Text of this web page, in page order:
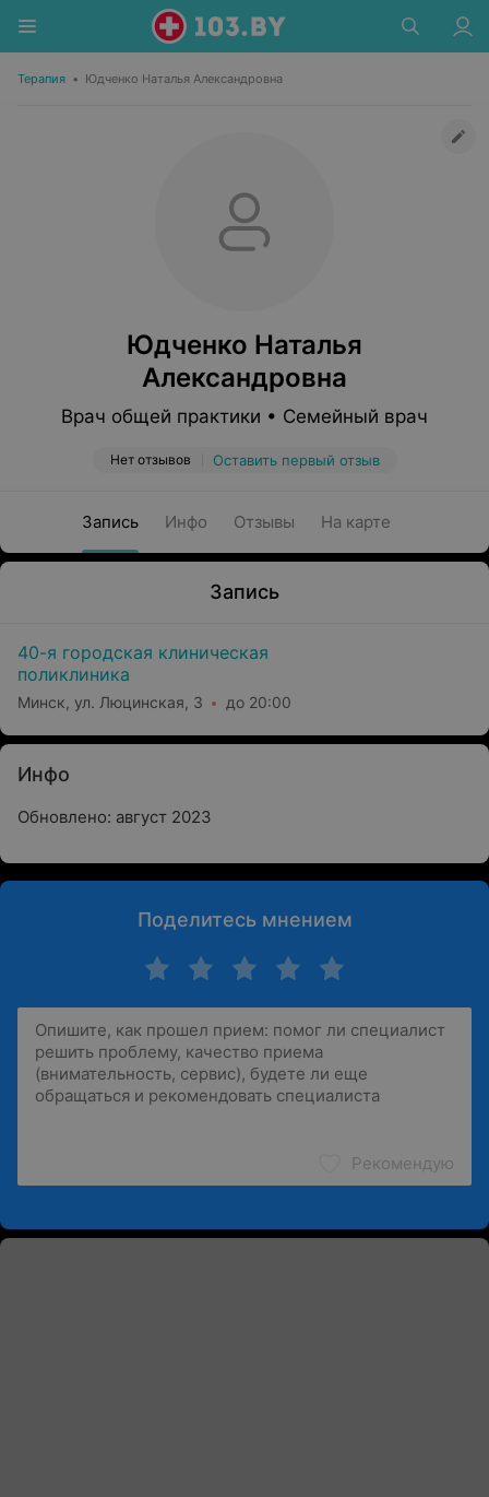
Терапия • Юдченко Наталья Александровна
Юдченко Наталья
Александровна
Врач общей практики • Семейный врач
Нет отзывов Оставить первый отзыв
Запись Инфо Отзывы На карте
Запись
40-я городская клиническая
поликлиника
Минск, ул. Люцинская, 3 до 20:00
Инфо
Обновлено: август 2023
Поделитесь мнением
Рекомендую